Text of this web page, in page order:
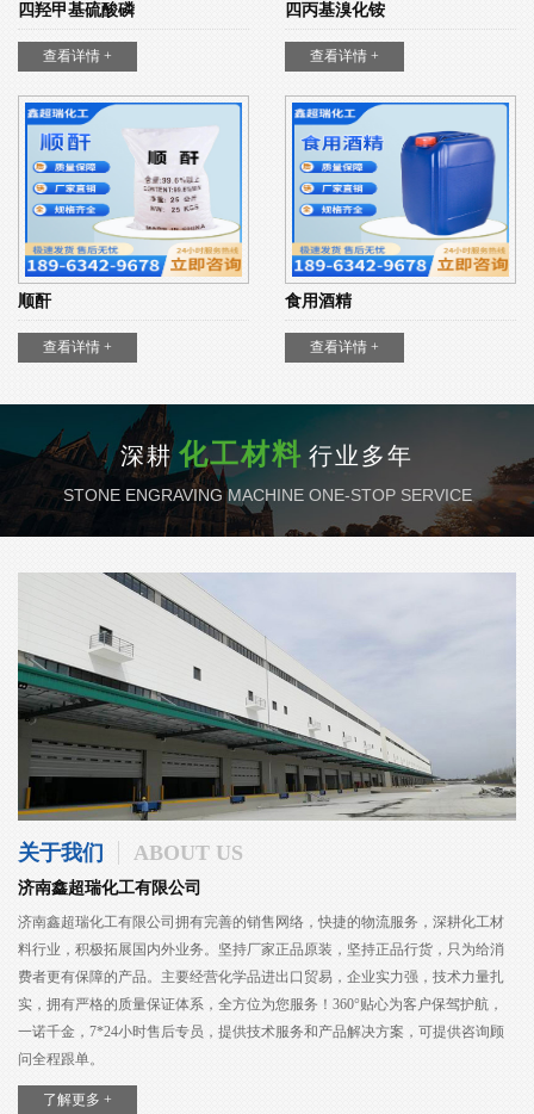
四羟甲基硫酸磷
查看详情 +
四丙基溴化铵
查看详情 +
顺酐
查看详情 +
食用酒精
查看详情 +
深耕 化工材料 行业多年
STONE ENGRAVING MACHINE ONE-STOP SERVICE
关于我们 ABOUT US
济南鑫超瑞化工有限公司
济南鑫超瑞化工有限公司拥有完善的销售网络，快捷的物流服务，深耕化工材
料行业，积极拓展国内外业务。坚持厂家正品原装，坚持正品行货，只为给消
费者更有保障的产品。主要经营化学品进出口贸易，企业实力强，技术力量扎
实，拥有严格的质量保证体系，全方位为您服务！360°贴心为客户保驾护航，
一诺千金，7*24小时售后专员，提供技术服务和产品解决方案，可提供咨询顾
问全程跟单。
了解更多 +